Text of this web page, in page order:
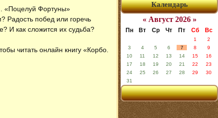
«Поцелуй Фортуны»
Радость побед или горечь
И как сложится их судьба?
читать онлайн книгу «Корбо.
Календарь
« Август 2026 »
Пн Вт Ср Чт Пт Сб Вс
1
2
3
4 5 6 7 8
9
10
11 12 13 14 15
16
17
18 19 20 21 22
23
24
25 26 27 28 29
30
31